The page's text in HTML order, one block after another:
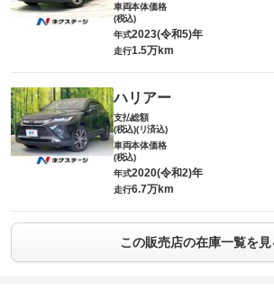
車両本体価格
(税込)
年式2023(令和5)年
走行1.5万km
ハリアー
支払総額
(税込)(リ済込)
車両本体価格
(税込)
年式2020(令和2)年
走行6.7万km
この販売店の在庫一覧を見